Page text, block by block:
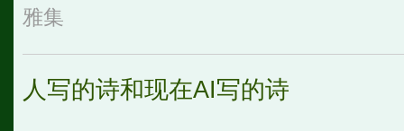
雅集
人写的诗和现在AI写的诗